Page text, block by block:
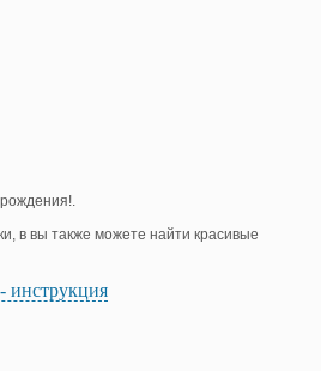
в вы также можете найти красивые
инструкция